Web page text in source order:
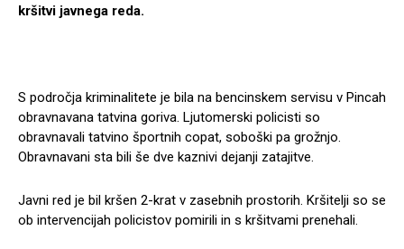
kršitvi javnega reda.
S področja kriminalitete je bila na bencinskem servisu v Pincah
obravnavana tatvina goriva. Ljutomerski policisti so
obravnavali tatvino športnih copat, soboški pa grožnjo.
Obravnavani sta bili še dve kaznivi dejanji zatajitve.
Javni red je bil kršen 2-krat v zasebnih prostorih. Kršitelji so se
ob intervencijah policistov pomirili in s kršitvami prenehali.